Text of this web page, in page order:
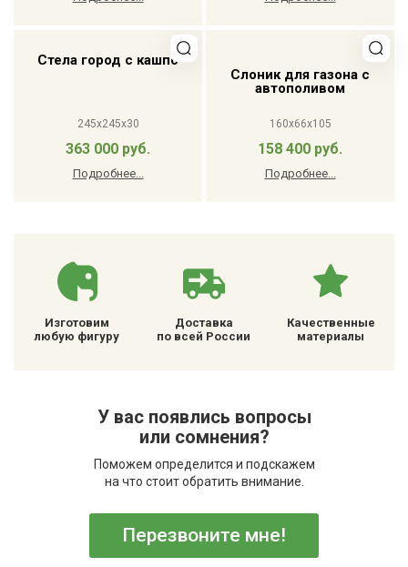
Стела город с кашпо
245x245x30
363 000 руб.
Подробнее...
Слоник для газона с
автополивом
160x66x105
158 400 руб.
Подробнее...
Изготовим
любую фигуру
Доставка
по всей России
Качественные
материалы
У вас появлись вопросы
или сомнения?
Поможем определится и подскажем
на что стоит обратить внимание.
Перезвоните мне!